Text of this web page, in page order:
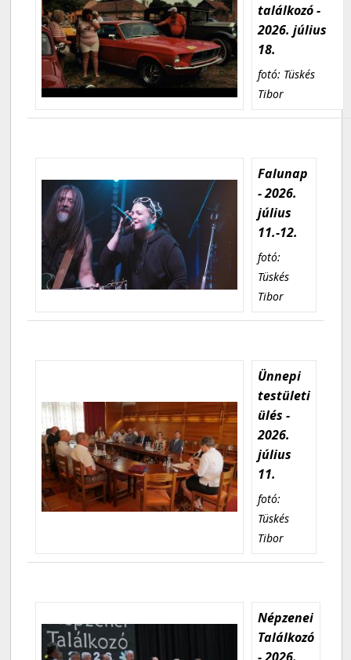
találkozó -
2026. július
18.
fotó: Tüskés
Tibor
Falunap
- 2026.
július
11.-12.
fotó:
Tüskés
Tibor
Ünnepi
testületi
ülés -
2026.
július
11.
fotó:
Tüskés
Tibor
Népzenei
Találkozó